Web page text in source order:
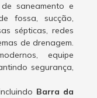
saneamento e
fossa, sucção,
sépticas, redes
de drenagem.
equipe
segurança,
Barra da